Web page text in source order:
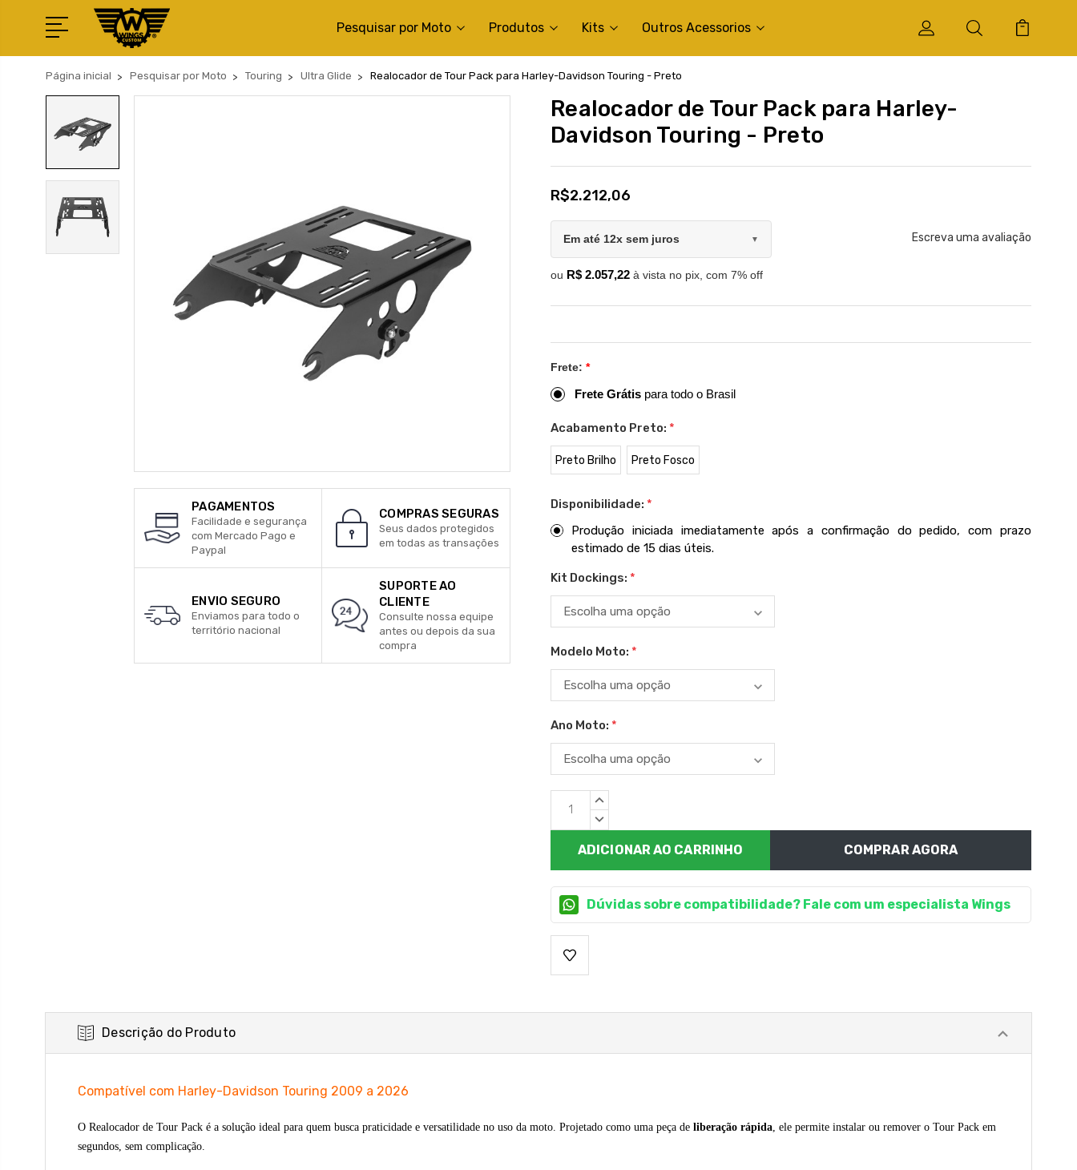
Pesquisar por Moto Produtos Kits Outros Acessorios
Página inicial Pesquisar por Moto Touring Ultra Glide Realocador de Tour Pack para Harley-Davidson Touring - Preto
PAGAMENTOS
Facilidade e segurança
com Mercado Pago e
Paypal
COMPRAS SEGURAS
Seus dados protegidos
em todas as transações
ENVIO SEGURO
Enviamos para todo o
território nacional
SUPORTE AO
CLIENTE
Consulte nossa equipe
antes ou depois da sua
compra
Realocador de Tour Pack para Harley-
Davidson Touring - Preto
R$2.212,06
Em até 12x sem juros ▼
ou R$ 2.057,22 à vista no pix, com 7% off
Escreva uma avaliação
Frete: *
Frete Grátis para todo o Brasil
Acabamento Preto: *
Preto Brilho Preto Fosco
Disponibilidade: *
Produção iniciada imediatamente após a confirmação do pedido, com prazo
estimado de 15 dias úteis.
Kit Dockings: *
Modelo Moto: *
Ano Moto: *
Estoque
atual:
QUANTIDADE
QUANTIDADE
COMPRAR AGORA
Dúvidas sobre compatibilidade? Fale com um especialista Wings
Descrição do Produto
Compatível com Harley-Davidson Touring 2009 a 2026
O Realocador de Tour Pack é a solução ideal para quem busca praticidade e versatilidade no uso da moto. Projetado como uma peça de liberação rápida , ele permite instalar ou remover o Tour Pack em
segundos, sem complicação.